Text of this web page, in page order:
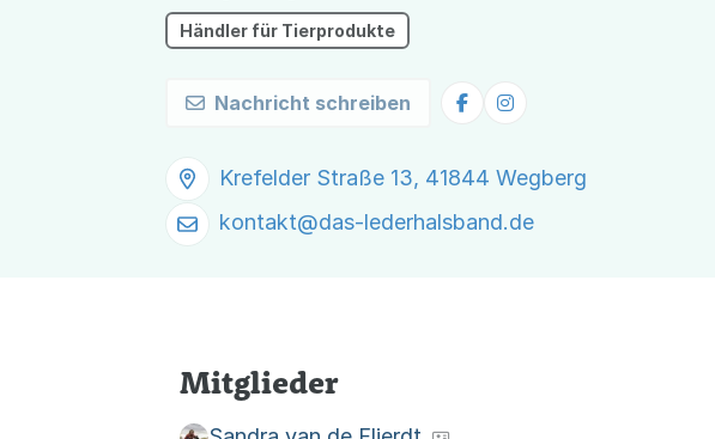
Händler für Tierprodukte
Nachricht schreiben
Krefelder Straße 13, 41844 Wegberg
kontakt@das-lederhalsband.de
Mitglieder